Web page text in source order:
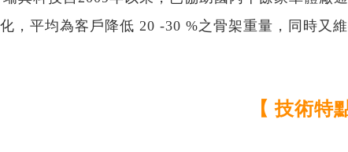
，平均為客戶降低 20 -30 %之骨架重量，同時又維
【 技術特